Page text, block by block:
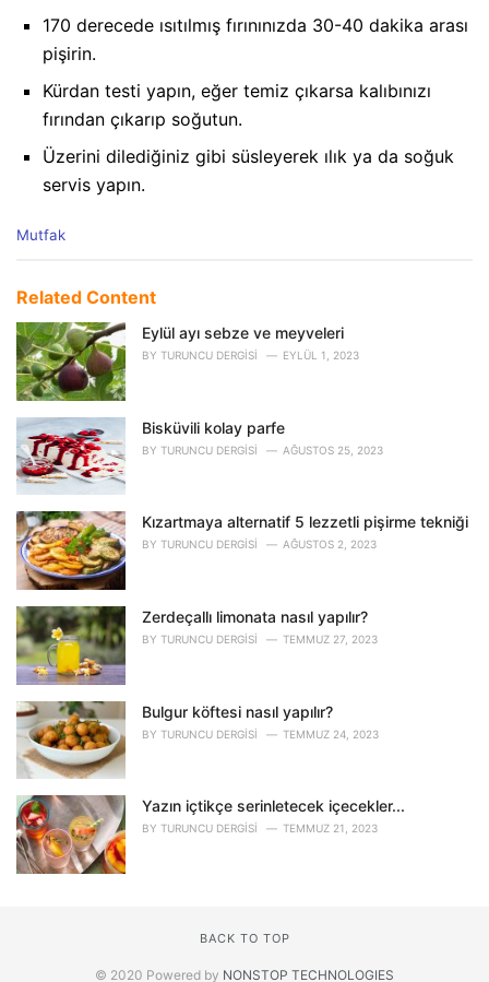
170 derecede ısıtılmış fırınınızda 30-40 dakika arası
pişirin.
Kürdan testi yapın, eğer temiz çıkarsa kalıbınızı
fırından çıkarıp soğutun.
Üzerini dilediğiniz gibi süsleyerek ılık ya da soğuk
servis yapın.
C
e
o
r
i
e
:
Mutfak
Related Content
Eylül ayı sebze ve meyveleri
BY TURUNCU DERGISI EYLÜL 1, 2023
Bisküvili kolay parfe
BY TURUNCU DERGISI AĞUSTOS 25, 2023
Kızartmaya alternatif 5 lezzetli pişirme tekniği
BY TURUNCU DERGISI AĞUSTOS 2, 2023
Zerdeçallı limonata nasıl yapılır?
BY TURUNCU DERGISI TEMMUZ 27, 2023
Bulgur köftesi nasıl yapılır?
BY TURUNCU DERGISI TEMMUZ 24, 2023
Yazın içtikçe serinletecek içecekler...
BY TURUNCU DERGISI TEMMUZ 21, 2023
BACK TO TOP
© 2020 Powered by NONSTOP TECHNOLOGIES